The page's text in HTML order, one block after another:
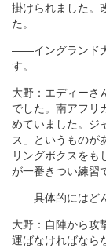
掛けられました。
た。
――イングランド
す。
大野：エディーさ
でした。南アフリ
めていました。ジ
ス」というものが
リングボクスをも
が一番きつい練習
――具体的にはど
大野：自陣から攻
運ばなければなら